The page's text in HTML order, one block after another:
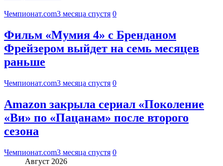
Чемпионат.com3 месяца спустя 0
Фильм «Мумия 4» с Бренданом
Фрейзером выйдет на семь месяцев
раньше
Чемпионат.com3 месяца спустя 0
Amazon закрыла сериал «Поколение
«Ви» по «Пацанам» после второго
сезона
Чемпионат.com3 месяца спустя 0
Август 2026